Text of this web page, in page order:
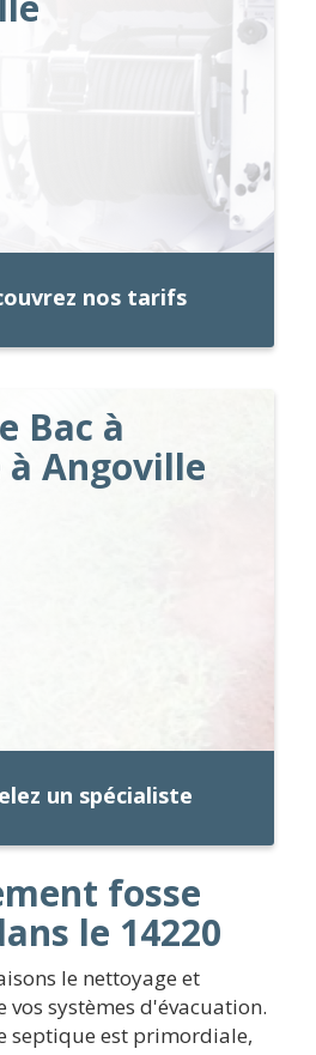
nos tarifs
Bac à
à Angoville
un spécialiste
fosse
le 14220
le nettoyage et
vos systèmes d'évacuation.
septique est primordiale,